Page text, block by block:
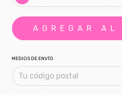
MEDIOS DE ENVÍO